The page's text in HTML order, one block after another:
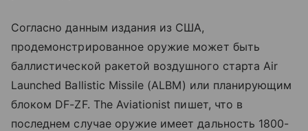
Согласно данным издания из США,
продемонстрированное оружие может быть
баллистической ракетой воздушного старта Air
Launched Ballistic Missile (ALBM) или планирующим
блоком DF-ZF. The Aviationist пишет, что в
последнем случае оружие имеет дальность 1800-